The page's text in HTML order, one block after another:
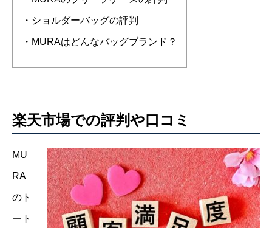
・ショルダーバッグの評判
・MURAはどんなバッグブランド？
楽天市場での評判や口コミ
MU
RA
のト
ート